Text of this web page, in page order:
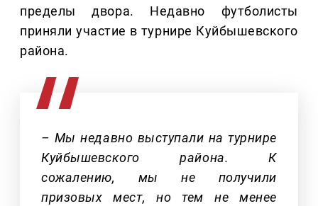
пределы двора. Недавно футболисты
приняли участие в турнире Куйбышевского
района.
– Мы недавно выступали на турнире
Куйбышевского района. К
сожалению, мы не получили
призовых мест, но тем не менее